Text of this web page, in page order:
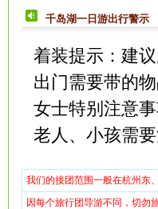
千岛湖一日游出行警示
着装提示：建
出门需要带的
女士特别注意
老人、小孩需
我们的接团范围一般在杭州东
因每个旅行团导游不同，切勿